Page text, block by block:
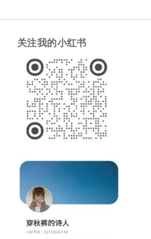
关注我的小红书